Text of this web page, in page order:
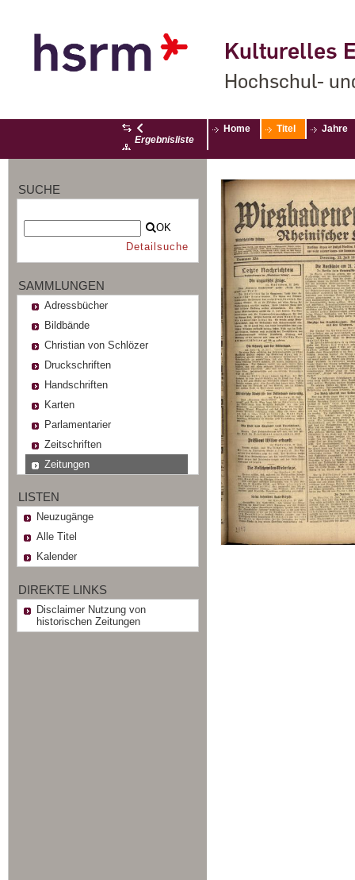
Kulturelles
Hochschul-
Ergebnisliste
Home Titel Jahre
SUCHE
OK
Detailsuche
SAMMLUNGEN
Adressbücher
Bildbände
Christian von Schlözer
Druckschriften
Handschriften
Karten
Parlamentarier
Zeitschriften
Zeitungen
LISTEN
Neuzugänge
Alle Titel
Kalender
DIREKTE LINKS
Disclaimer Nutzung von
historischen Zeitungen